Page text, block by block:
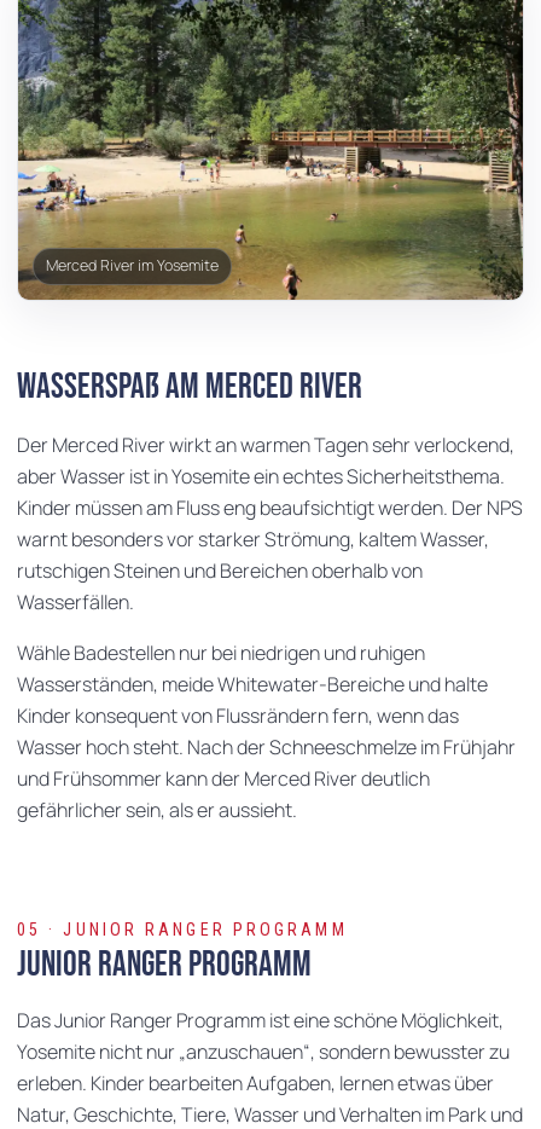
Merced River im Yosemite
Wasserspaß am Merced River
Der Merced River wirkt an warmen Tagen sehr verlockend,
aber Wasser ist in Yosemite ein echtes Sicherheitsthema.
Kinder müssen am Fluss eng beaufsichtigt werden. Der NPS
warnt besonders vor starker Strömung, kaltem Wasser,
rutschigen Steinen und Bereichen oberhalb von
Wasserfällen.
Wähle Badestellen nur bei niedrigen und ruhigen
Wasserständen, meide Whitewater-Bereiche und halte
Kinder konsequent von Flussrändern fern, wenn das
Wasser hoch steht. Nach der Schneeschmelze im Frühjahr
und Frühsommer kann der Merced River deutlich
gefährlicher sein, als er aussieht.
05 · JUNIOR RANGER PROGRAMM
Junior Ranger Programm
Das Junior Ranger Programm ist eine schöne Möglichkeit,
Yosemite nicht nur „anzuschauen“, sondern bewusster zu
erleben. Kinder bearbeiten Aufgaben, lernen etwas über
Natur, Geschichte, Tiere, Wasser und Verhalten im Park und